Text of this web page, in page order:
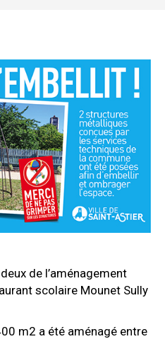
de l’aménagement
scolaire Mounet Sully
m2 a été aménagé entre